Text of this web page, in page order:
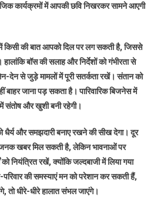
कार्यक्रमों में आपकी छवि निखरकर सामने आएगी
की बात आपको दिल पर लग सकती है, जिससे
बॉस की सलाह और निर्देशों को गंभीरता से
देन से जुड़े मामलों में पूरी सतर्कता रखें। संतान को
बाहर जाना पड़ सकता है। पारिवारिक बिजनेस में
संतोष और खुशी बनी रहेगी।
और समझदारी बनाए रखने की सीख देगा। दूर
खबर मिल सकती है, लेकिन भावनाओं पर
नियंत्रित रखें, क्योंकि जल्दबाजी में लिया गया
की समस्याएं मन को परेशान कर सकती हैं,
तो धीरे-धीरे हालात संभल जाएंगे।